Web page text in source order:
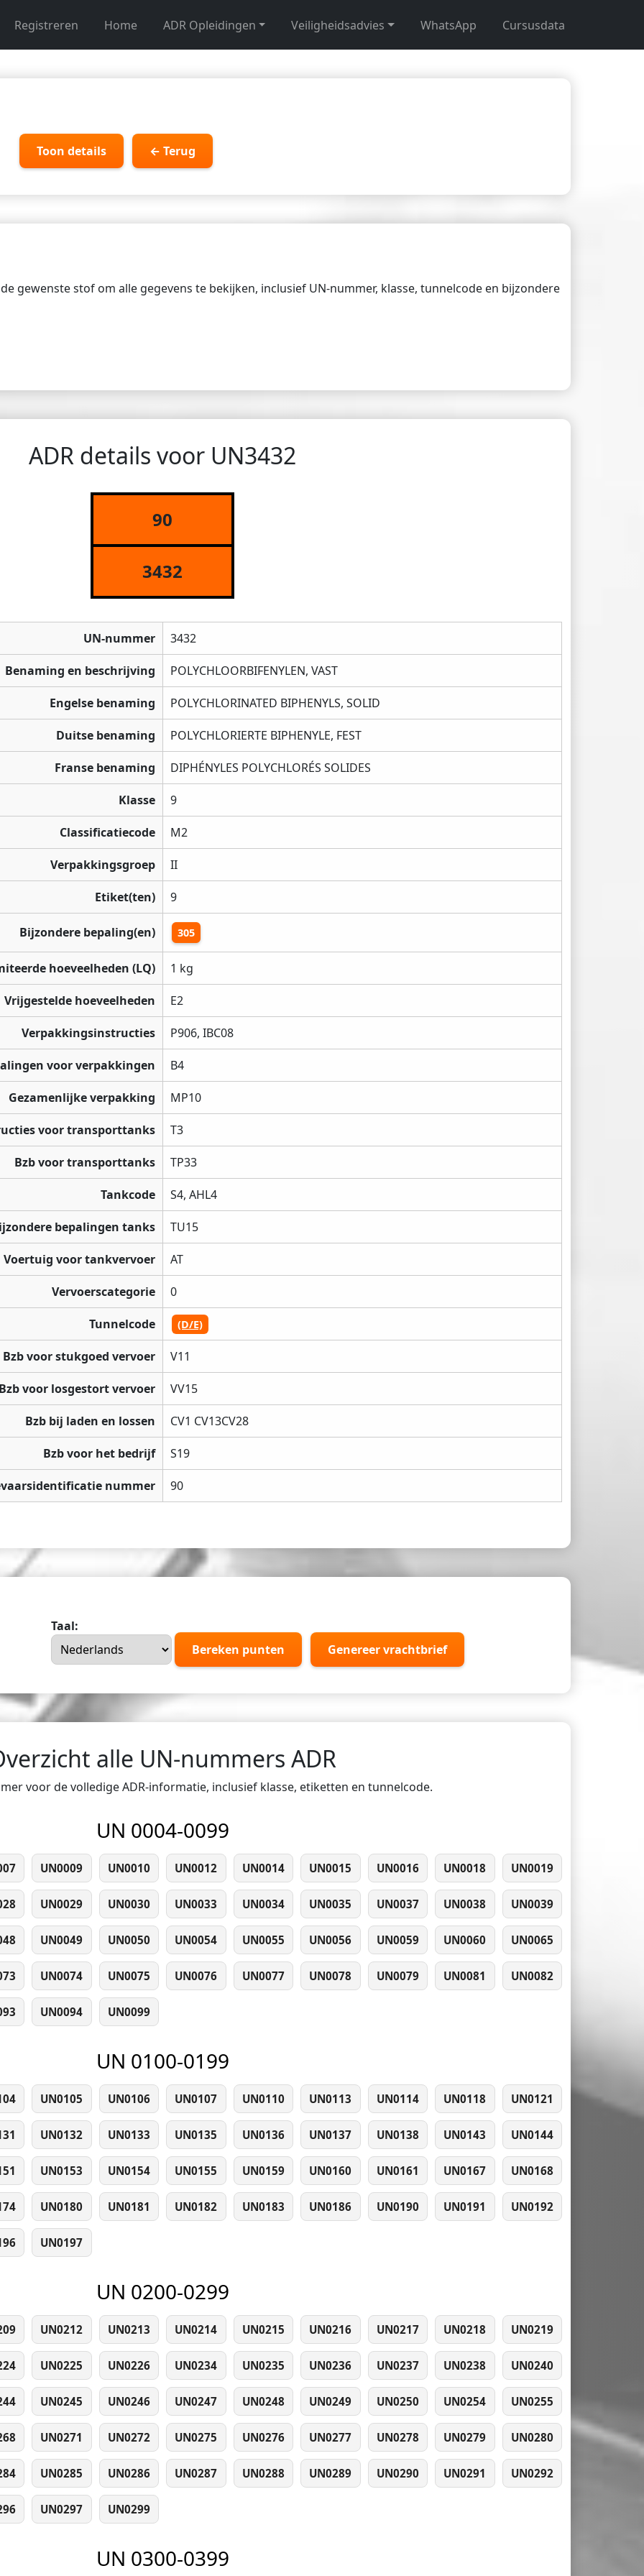
Registreren Home ADR Opleidingen Veiligheidsadvies WhatsApp Cursusdata
Toon details ← Terug
gewenste stof om alle gegevens te bekijken, inclusief UN-nummer, klasse, tunnelcode en bijzondere
ADR details voor UN3432
90
3432
UN-nummer 3432
Benaming en beschrijving POLYCHLOORBIFENYLEN, VAST
Engelse benaming POLYCHLORINATED BIPHENYLS, SOLID
Duitse benaming POLYCHLORIERTE BIPHENYLE, FEST
Franse benaming DIPHÉNYLES POLYCHLORÉS SOLIDES
Klasse 9
Classificatiecode M2
Verpakkingsgroep II
Etiket(ten) 9
Bijzondere bepaling(en) 305
hoeveelheden (LQ) 1 kg
Vrijgestelde hoeveelheden E2
Verpakkingsinstructies P906, IBC08
voor verpakkingen B4
Gezamenlijke verpakking MP10
voor transporttanks T3
Bzb voor transporttanks TP33
Tankcode S4, AHL4
bepalingen tanks TU15
Voertuig voor tankvervoer AT
Vervoerscategorie 0
Tunnelcode (D/E)
Bzb voor stukgoed vervoer V11
voor losgestort vervoer VV15
Bzb bij laden en lossen CV1 CV13CV28
Bzb voor het bedrijf S19
nummer 90
Taal:
Bereken punten
Genereer vrachtbrief
alle UN-nummers ADR
voor de volledige ADR-informatie, inclusief klasse, etiketten en tunnelcode.
UN 0004-0099
UN0009 UN0010 UN0012 UN0014 UN0015 UN0016 UN0018 UN0019
UN0029 UN0030 UN0033 UN0034 UN0035 UN0037 UN0038 UN0039
UN0049 UN0050 UN0054 UN0055 UN0056 UN0059 UN0060 UN0065
UN0074 UN0075 UN0076 UN0077 UN0078 UN0079 UN0081 UN0082
UN0094 UN0099
UN 0100-0199
UN0105 UN0106 UN0107 UN0110 UN0113 UN0114 UN0118 UN0121
UN0132 UN0133 UN0135 UN0136 UN0137 UN0138 UN0143 UN0144
UN0153 UN0154 UN0155 UN0159 UN0160 UN0161 UN0167 UN0168
UN0180 UN0181 UN0182 UN0183 UN0186 UN0190 UN0191 UN0192
UN0197
UN 0200-0299
UN0212 UN0213 UN0214 UN0215 UN0216 UN0217 UN0218 UN0219
UN0225 UN0226 UN0234 UN0235 UN0236 UN0237 UN0238 UN0240
UN0245 UN0246 UN0247 UN0248 UN0249 UN0250 UN0254 UN0255
UN0271 UN0272 UN0275 UN0276 UN0277 UN0278 UN0279 UN0280
UN0285 UN0286 UN0287 UN0288 UN0289 UN0290 UN0291 UN0292
UN0297 UN0299
UN 0300-0399